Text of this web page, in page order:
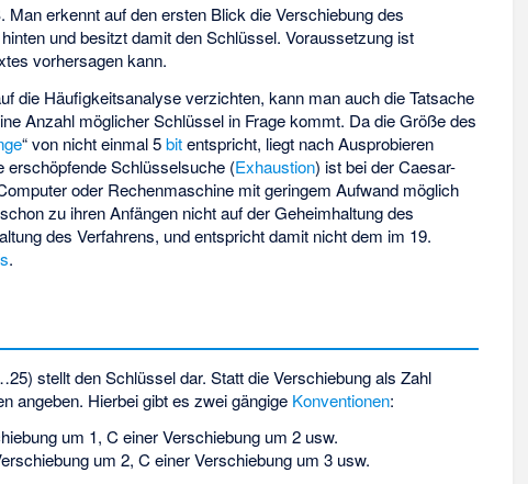
erkennt auf den ersten Blick die Verschiebung des
und besitzt damit den Schlüssel. Voraussetzung ist
vorhersagen kann.
die Häufigkeitsanalyse verzichten, kann man auch die Tatsache
Anzahl möglicher Schlüssel in Frage kommt. Da die Größe des
“ von nicht einmal 5bitentspricht, liegt nach Ausprobieren
erschöpfende Schlüsselsuche (Exhaustion) ist bei der Caesar-
oder Rechenmaschine mit geringem Aufwand möglich
zu ihren Anfängen nicht auf der Geheimhaltung des
des Verfahrens, und entspricht damit nicht dem im 19.
.
stellt den Schlüssel dar. Statt die Verschiebung als Zahl
angeben. Hierbei gibt es zwei gängige Konventionen:
um 1, C einer Verschiebung um 2 usw.
um 2, C einer Verschiebung um 3 usw.